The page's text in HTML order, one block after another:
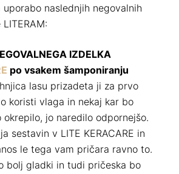
naslednjih negovalnih
IZDELKA
po vsakem šamponiranju
lasu prizadeta ji za prvo
koristi vlaga in nekaj kar bo
okrepilo, jo naredilo odpornejšo.
sestavin v LITE KERACARE in
le tega vam pričara ravno to.
bolj gladki in tudi pričeska bo